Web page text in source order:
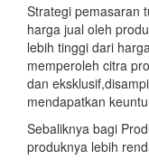
Strategi pemasaran
harga jual oleh
lebih tinggi dari
memperoleh citra
dan
mendapatkan
Sebaliknya bagi
produknya lebih